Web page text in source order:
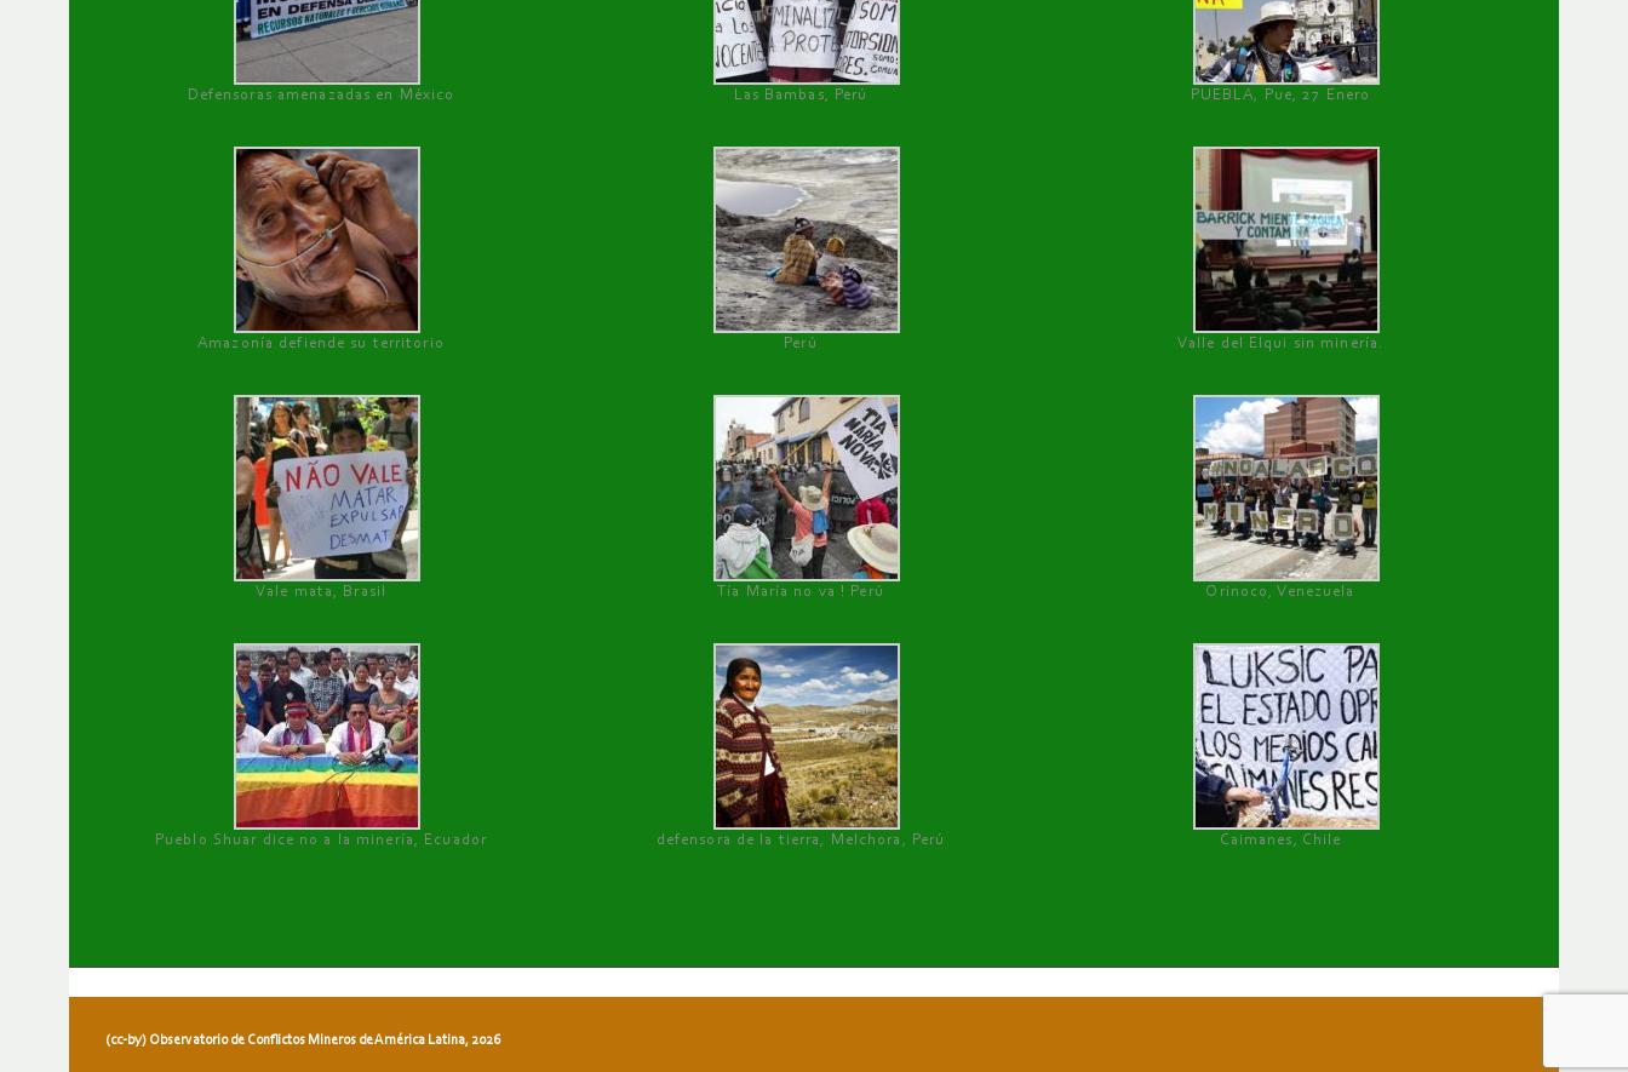
Defensoras amenazadas en México Las Bambas, Perú PUEBLA, Pue, 27 Enero
Amazonía defiende su territorio Perú Valle del Elqui sin minería.
Vale mata, Brasil Tía María no va ! Perú Orinoco, Venezuela
Pueblo Shuar dice no a la minería, Ecuador defensora de la tierra, Melchora, Perú Caimanes, Chile
(cc-by) Observatorio de Conflictos Mineros de América Latina, 2026